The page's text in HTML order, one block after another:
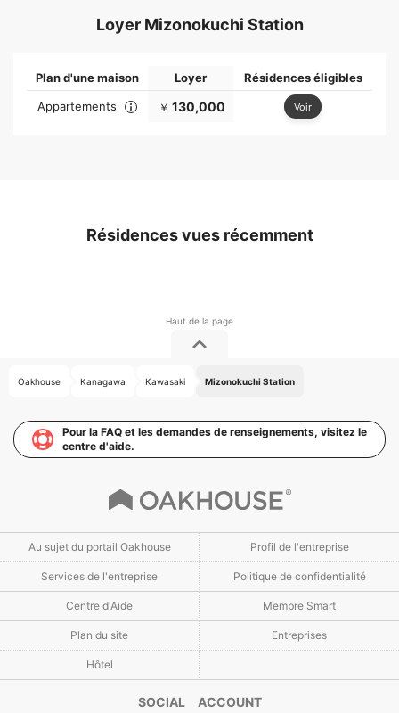
Loyer Mizonokuchi Station
Plan d'une maison Loyer
Résidences éligibles
Appartements
￥ 130,000 Voir
Résidences vues récemment
Oakhouse Kanagawa Kawasaki Mizonokuchi Station
Pour la FAQ et les demandes de renseignements, visitez le
centre d'aide.
Au sujet du portail Oakhouse Profil de l'entreprise
Services de l'entreprise Politique de confidentialité
Centre d'Aide Membre Smart
Plan du site Entreprises
Hôtel
SOCIAL ACCOUNT